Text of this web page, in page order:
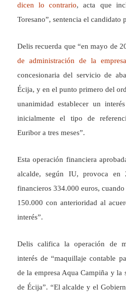
dicen lo contrario, acta que
Toresano”, sentencia el candidato
Delis recuerda que “en mayo de
de administración de la
concesionaria del servicio de
Écija, y en el punto primero del
unanimidad establecer un
inicialmente el tipo de
Euribor a tres meses”.
Esta operación financiera
alcalde, según IU, provoca en
financieros 334.000 euros,
150.000 con anterioridad al
interés”.
Delis califica la operación de
interés de “maquillaje contable
de la empresa Aqua Campiña y la
de Écija”. “El alcalde y el